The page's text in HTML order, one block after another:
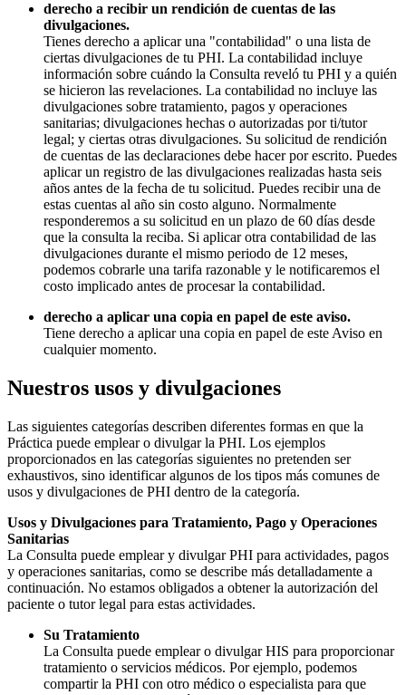
derecho a recibir un rendición de cuentas de las
divulgaciones.
Tienes derecho a aplicar una "contabilidad" o una lista de
ciertas divulgaciones de tu PHI. La contabilidad incluye
información sobre cuándo la Consulta reveló tu PHI y a quién
se hicieron las revelaciones. La contabilidad no incluye las
divulgaciones sobre tratamiento, pagos y operaciones
sanitarias; divulgaciones hechas o autorizadas por ti/tutor
legal; y ciertas otras divulgaciones. Su solicitud de rendición
de cuentas de las declaraciones debe hacer por escrito. Puedes
aplicar un registro de las divulgaciones realizadas hasta seis
años antes de la fecha de tu solicitud. Puedes recibir una de
estas cuentas al año sin costo alguno. Normalmente
responderemos a su solicitud en un plazo de 60 días desde
que la consulta la reciba. Si aplicar otra contabilidad de las
divulgaciones durante el mismo periodo de 12 meses,
podemos cobrarle una tarifa razonable y le notificaremos el
costo implicado antes de procesar la contabilidad.
derecho a aplicar una copia en papel de este aviso.
Tiene derecho a aplicar una copia en papel de este Aviso en
cualquier momento.
Nuestros usos y divulgaciones
Las siguientes categorías describen diferentes formas en que la
Práctica puede emplear o divulgar la PHI. Los ejemplos
proporcionados en las categorías siguientes no pretenden ser
exhaustivos, sino identificar algunos de los tipos más comunes de
usos y divulgaciones de PHI dentro de la categoría.
Usos y Divulgaciones para Tratamiento, Pago y Operaciones
Sanitarias
La Consulta puede emplear y divulgar PHI para actividades, pagos
y operaciones sanitarias, como se describe más detalladamente a
continuación. No estamos obligados a obtener la autorización del
paciente o tutor legal para estas actividades.
Su Tratamiento
La Consulta puede emplear o divulgar HIS para proporcionar
tratamiento o servicios médicos. Por ejemplo, podemos
compartir la PHI con otro médico o especialista para que